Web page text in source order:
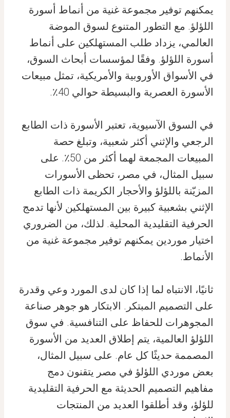
يمكنهم توفير مجموعة غنية من أنماط أسورة
اللؤلؤ. مع التطور المتنوع لسوق الموضة
العالمي، يزداد طلب المستهلكين على أنماط
أسورة اللؤلؤ. وفقًا لمؤسسات أبحاث السوق،
في الأسواق الأوروبية والأمريكية، تمثل مبيعات
الأسورة العصرية والبسيطة حوالي 40٪.
في السوق الآسيوية، تعتبر الأسورة ذات الطابع
الرجعي والإثني أكثر شعبية، وتبلغ حصة
المبيعات المجمعة لهما أكثر من 50٪. على
سبيل المثال، في مصر، تحظى الأسورات
المزيّنة باللؤلؤ والأحجار الكريمة ذات الطابع
الإثني بشعبية كبيرة بين المستهلكين لأنها تدمج
الحرفية التقليدية المحلية. لذلك، من الضروري
اختيار موردين يمكنهم توفير مجموعة غنية من
الأنماط.
ثانيًا، الانتباه لما إذا كان لدى المورد وعي وقدرة
على التصميم المبتكر. الابتكار هو جوهر صناعة
المجوهرات للحفاظ على التنافسية. في سوق
اللؤلؤ العالمية، يتم إطلاق العديد من الأسورة
المصممة حديثًا كل عام. على سبيل المثال،
بعض موردي اللؤلؤ في مصر يتقنون دمج
مفاهيم التصميم الحديثة مع الحرفية التقليدية
للؤلؤ، وقد أطلقوا العديد من المنتجات